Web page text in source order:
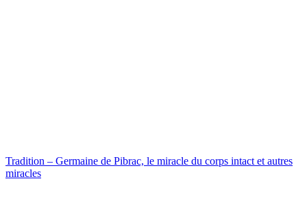
Tradition – Germaine de Pibrac, le miracle du corps intact et autres
miracles